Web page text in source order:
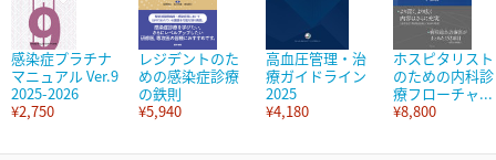
感染症プラチナ
マニュアル Ver.9
2025-2026
¥2,750
レジデントのた
めの感染症診療
の鉄則
¥5,940
高血圧管理・治
療ガイドライン
2025
¥4,180
ホスピタリスト
のための内科診
療フローチャ...
¥8,800